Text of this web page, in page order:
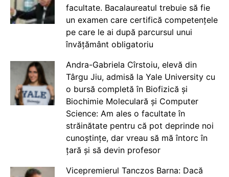
facultate. Bacalaureatul trebuie să fie
un examen care certifică competențele
pe care le ai după parcursul unui
învățământ obligatoriu
Andra-Gabriela Cîrstoiu, elevă din
Târgu Jiu, admisă la Yale University cu
o bursă completă în Biofizică și
Biochimie Moleculară și Computer
Science: Am ales o facultate în
străinătate pentru că pot deprinde noi
cunoștințe, dar vreau să mă întorc în
țară și să devin profesor
Vicepremierul Tanczos Barna: Dacă